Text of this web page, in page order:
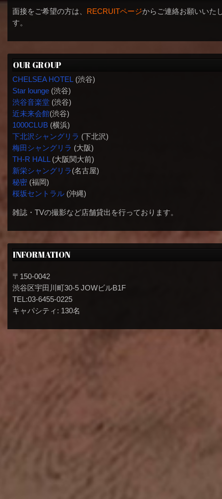
面接をご希望の方は、 RECRUITページからご連絡お願いいた
す。
OUR GROUP
CHELSEA HOTEL (渋谷)
Star lounge(渋谷)
渋谷音楽堂(渋谷)
近未来会館(渋谷)
1000CLUB(横浜)
下北沢シャングリラ (下北沢)
梅田シャングリラ (大阪)
TH-R HALL(大阪関大前)
新栄シャングリラ(名古屋)
秘密(福岡)
桜坂セントラル(沖縄)
雑誌・TVの撮影など店舗貸出を行っております。
INFORMATION
〒150-0042
渋谷区宇田川町30-5 JOWビルB1F
TEL:03-6455-0225
キャパシティ: 130名